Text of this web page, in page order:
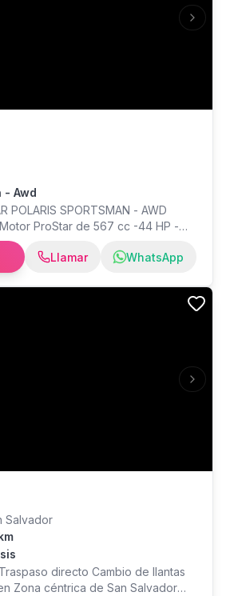
Next
Polaris Sportsman - Awd
POLARIS SPORTSMAN - AWD
ProStar de 567 cc -44 HP -
-Transmisión automática -
de 680 kg (1,350 lb) -
independiente -Incluye luces LED -
de 30 litros -Alta durabilidad
Llamar WhatsApp
Next
Salvador
directo Cambio de llantas
Zona céntrica de San Salvador